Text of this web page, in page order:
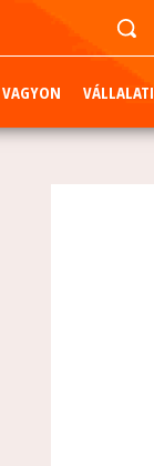
VAGYON VÁLLALATI